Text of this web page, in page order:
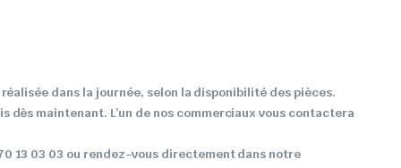
dans la journée, selon la disponibilité des pièces.
dès maintenant. L’un de nos commerciaux vous contactera
13 03 03 ou rendez-vous directement dans notre